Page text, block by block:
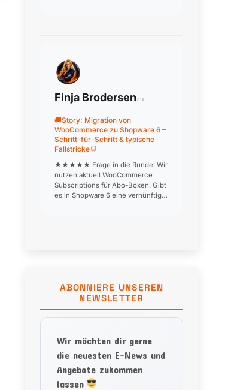
Finja Brodersenzu
🚚Story: Migration von
WooCommerce zu Shopware 6 –
Schritt-für-Schritt & typische
Fallstricke🛒
★★★★★ Frage in die Runde: Wir
nutzen aktuell WooCommerce
Subscriptions für Abo-Boxen. Gibt
es in Shopware 6 eine vernünftige
ABONNIERE UNSEREN
NEWSLETTER
Wir möchten dir gerne
die neuesten E-News und
Angebote zukommen
lassen